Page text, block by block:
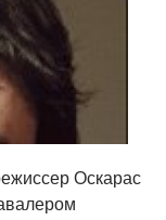
Оскарас